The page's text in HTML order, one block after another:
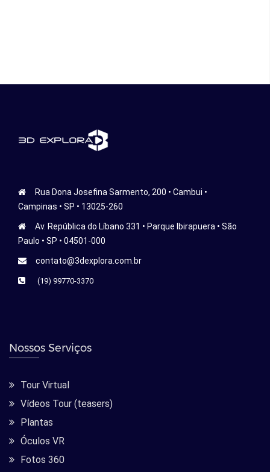
Rua Dona Josefina Sarmento, 200 • Cambui •
Campinas • SP • 13025-260
Av. República do Líbano 331 • Parque Ibirapuera • São
Paulo • SP • 04501-000
contato@3dexplora.com.br
(19) 99770-3370
Nossos Serviços
Tour Virtual
Vídeos Tour (teasers)
Plantas
Óculos VR
Fotos 360